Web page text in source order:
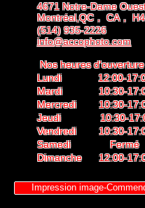
4671 Notre-Dame
Montréal,QC， CA，
(514) 935-2226
info@accophoto.com
Nos heures d'ouverture
Lundi 12:00-
Mardi 10:30-
Mercredi 10:30-
Jeudi 10:30-
Vendredi 10:30-
Samedi Fermé
Dimanche 12:00-
Impression image-